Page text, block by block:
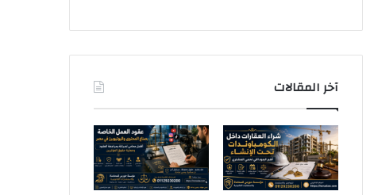
آخر المقالات